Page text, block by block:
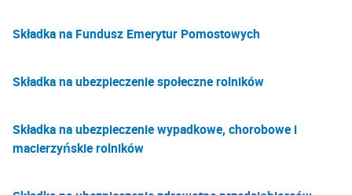
Składka na Fundusz Emerytur Pomostowych
Składka na ubezpieczenie społeczne rolników
Składka na ubezpieczenie wypadkowe, chorobowe i
macierzyńskie rolników